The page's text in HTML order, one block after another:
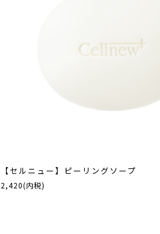
【セルニュー】ピーリングソープ
2,420(内税)